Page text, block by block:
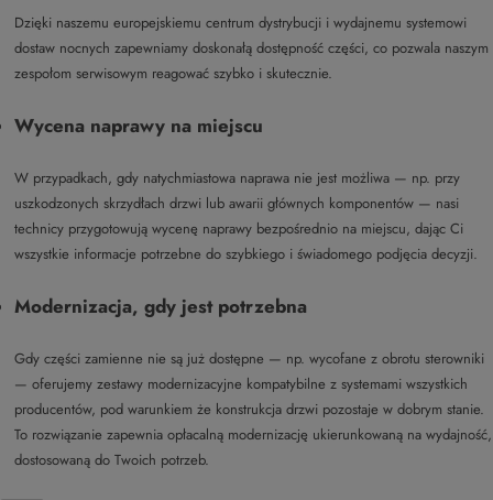
Dzięki naszemu europejskiemu centrum dystrybucji i wydajnemu systemowi
dostaw nocnych zapewniamy doskonałą dostępność części, co pozwala naszym
zespołom serwisowym reagować szybko i skutecznie.
Wycena naprawy na miejscu
W przypadkach, gdy natychmiastowa naprawa nie jest możliwa — np. przy
uszkodzonych skrzydłach drzwi lub awarii głównych komponentów — nasi
technicy przygotowują wycenę naprawy bezpośrednio na miejscu, dając Ci
wszystkie informacje potrzebne do szybkiego i świadomego podjęcia decyzji.
Modernizacja, gdy jest potrzebna
Gdy części zamienne nie są już dostępne — np. wycofane z obrotu sterowniki
— oferujemy zestawy modernizacyjne kompatybilne z systemami wszystkich
producentów, pod warunkiem że konstrukcja drzwi pozostaje w dobrym stanie.
To rozwiązanie zapewnia opłacalną modernizację ukierunkowaną na wydajność,
dostosowaną do Twoich potrzeb.